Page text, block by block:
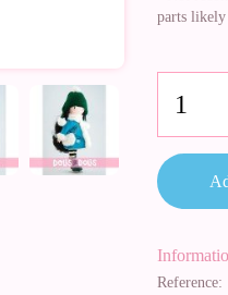
parts likely
Reference: